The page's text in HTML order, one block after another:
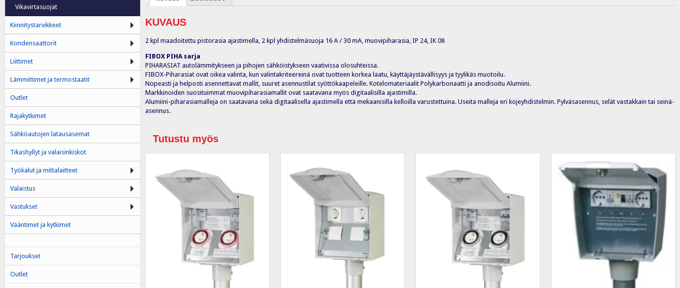
KUVAUS
2 kpl maadoitettu pistorasia ajastimella, 2 kpl yhdistelmäsuoja 16 A / 30 mA, muovipiharasia, IP 24, IK 08
FIBOX PIHA sarja
PIHARASIAT autolämmitykseen ja pihojen sähköistykseen vaativissa olosuhteissa.
FIBOX-Piharasiat ovat oikea valinta, kun valintakriteereinä ovat tuotteen korkea laatu, käyttäjäystävällisyys ja tyylikäs muotoilu.
Nopeasti ja helposti asennettavat mallit, suuret asennustilat syöttökaapeleille. Kotelomateriaalit Polykarbonaatti ja anodisoitu Alumiini.
Markkinoiden suosituimmat muovipiharasiamallit ovat saatavana myös digitaalisilla ajastimilla.
Alumiini-piharasiamalleja on saatavana sekä digitaalisella ajastimella että mekaanisilla kelloilla varustettuina. Useita malleja eri kojeyhdistelmin. Pylväsasennus, selät vastakkain tai seinä-
asennus.
Tutustu myös
Vikavirtasuojat
Kiinnitystarvikkeet
Kondensaattorit
Liittimet
Lämmittimet ja termostaatit
Outlet
Rajakytkimet
Sähköautojen latausasemat
Tikashyllyt ja valaisinkiskot
Työkalut ja mittalaitteet
Valaistus
Vastukset
Vääntimet ja kytkimet
Tarjoukset
Outlet